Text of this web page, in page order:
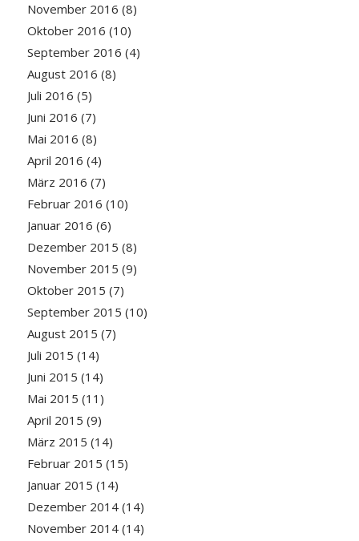
November 2016 (8)
Oktober 2016 (10)
September 2016 (4)
August 2016 (8)
Juli 2016 (5)
Juni 2016 (7)
Mai 2016 (8)
April 2016 (4)
März 2016 (7)
Februar 2016 (10)
Januar 2016 (6)
Dezember 2015 (8)
November 2015 (9)
Oktober 2015 (7)
September 2015 (10)
August 2015 (7)
Juli 2015 (14)
Juni 2015 (14)
Mai 2015 (11)
April 2015 (9)
März 2015 (14)
Februar 2015 (15)
Januar 2015 (14)
Dezember 2014(14)
November 2014(14)